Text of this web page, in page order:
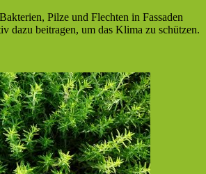
Pilze und Flechten in Fassaden
dazu beitragen, um das Klima zu schützen.